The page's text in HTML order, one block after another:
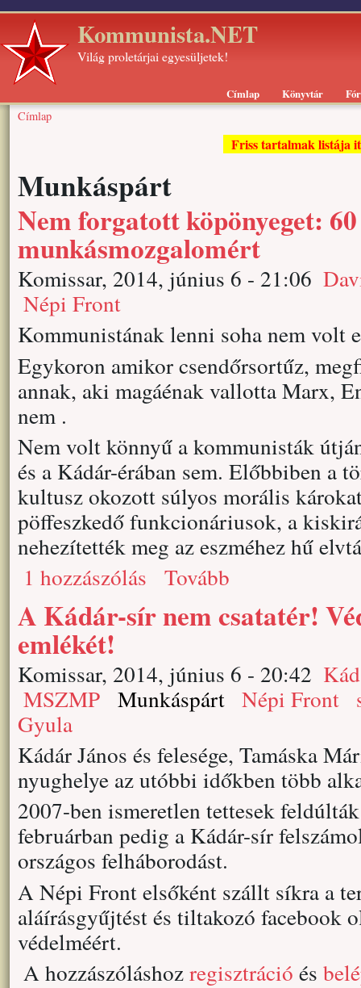
Kommunista.NET
Világ proletárjai egyesüljetek!
Címlap Könyvtár
Címlap
Friss tartalmak listája
Munkáspárt
Nem forgatott köpönyeget:
munkásmozgalomért
Komissar, 2014, június 6 - 21:06
Népi Front
Kommunistának lenni soha nem volt
Egykoron amikor csendőrsortűz,
annak, aki magáénak vallotta Marx,
nem .
Nem volt könnyű a kommunisták
és a Kádár-érában sem. Előbbiben a
kultusz okozott súlyos morális
pöffeszkedő funkcionáriusok, a
nehezítették meg az eszméhez hű
1 hozzászólás
Tovább
A Kádár-sír nem csatatér!
emlékét!
Komissar, 2014, június 6 - 20:42
MSZMP Munkáspárt Népi Front
Gyula
Kádár János és felesége, Tamáska
nyughelye az utóbbi időkben több
2007-ben ismeretlen tettesek
februárban pedig a Kádár-sír
országos felháborodást.
A Népi Front elsőként szállt síkra a
aláírásgyűjtést és tiltakozó facebook
védelméért.
A hozzászóláshozregisztráció és